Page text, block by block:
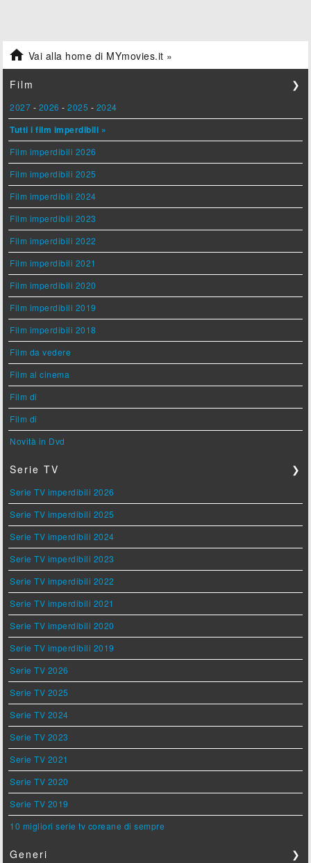
 Vai alla home di MYmovies.it »
Film ❯
2027 - 2026 -2025 - 2024
Tutti i film imperdibili »
Film imperdibili 2026
Film imperdibili 2025
Film imperdibili 2024
Film imperdibili 2023
Film imperdibili 2022
Film imperdibili 2021
Film imperdibili 2020
Film imperdibili 2019
Film imperdibili 2018
Film da vedere
Film al cinema
Film di
Film di
Novità in Dvd
Serie TV ❯
Serie TV imperdibili 2026
Serie TV imperdibili 2025
Serie TV imperdibili 2024
Serie TV imperdibili 2023
Serie TV imperdibili 2022
Serie TV imperdibili 2021
Serie TV imperdibili 2020
Serie TV imperdibili 2019
Serie TV 2026
Serie TV 2025
Serie TV 2024
Serie TV 2023
Serie TV 2021
Serie TV 2020
Serie TV 2019
10 migliori serie tv coreane di sempre
Generi ❯